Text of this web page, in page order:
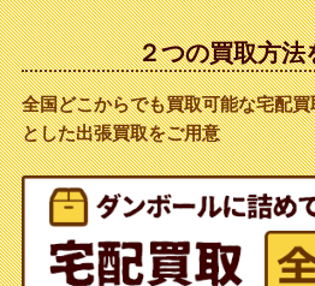
２つの買取方法
全国どこからでも買取可能な宅配
とした出張買取をご用意